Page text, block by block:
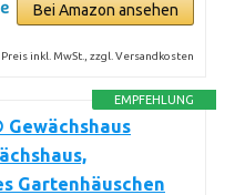
Bei Amazon ansehen
Preis inkl. MwSt., zzgl. Versandkosten
EMPFEHLUNG
Gewächshaus
Gartenhäuschen